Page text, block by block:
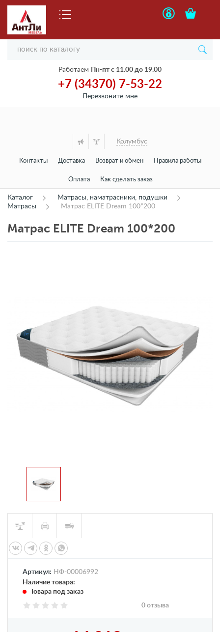
Работаем Пн-пт с 11.00 до 19.00
+7 (34370) 7-53-22
Перезвоните мне
Колумбус
Контакты Доставка Возврат и обмен Правила работы
Оплата Как сделать заказ
Каталог
Матрасы, наматрасники, подушки
Матрасы
Матрас ELITE Dream 100*200
Матрас ELITE Dream 100*200
Артикул: НФ-00006992
Наличие товара:
Товара под заказ
0 отзыва